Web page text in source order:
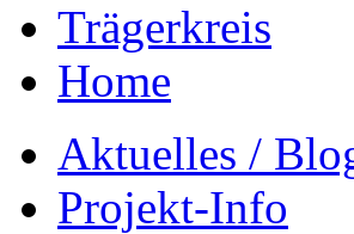
Trägerkreis
Home
Aktuelles /
Projekt-Info